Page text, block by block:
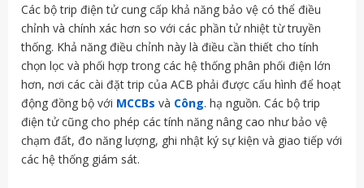
Các bộ trip điện tử cung cấp khả năng bảo vệ có thể điều
chỉnh và chính xác hơn so với các phần tử nhiệt từ truyền
thống. Khả năng điều chỉnh này là điều cần thiết cho tính
chọn lọc và phối hợp trong các hệ thống phân phối điện lớn
hơn, nơi các cài đặt trip của ACB phải được cấu hình để hoạt
động đồng bộ với MCCBs và Công. hạ nguồn. Các bộ trip
điện tử cũng cho phép các tính năng nâng cao như bảo vệ
chạm đất, đo năng lượng, ghi nhật ký sự kiện và giao tiếp với
các hệ thống giám sát.